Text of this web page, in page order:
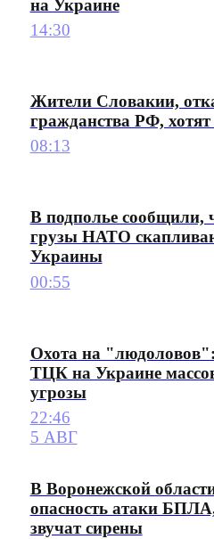
на Украине
14:30
Жители Словакии,
гражданства РФ, хотят
08:13
В подполье сообщили,
грузы НАТО
Украины
00:55
Охота на
ТЦК на Украине
угрозы
22:46
5 АВГ
В Воронежской
опасность атаки
звучат сирены